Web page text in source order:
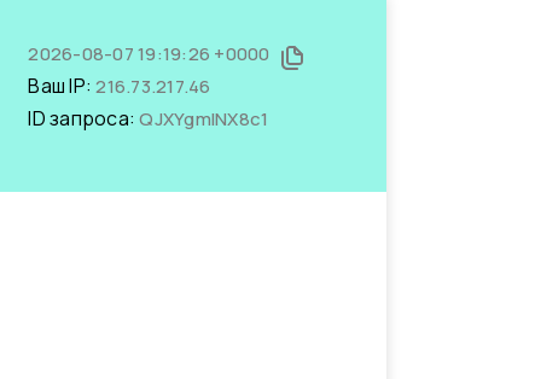
2026-08-07 19:19:26 +0000
Ваш IP:216.73.217.46
ID запроса:QJXYgmINX8c1